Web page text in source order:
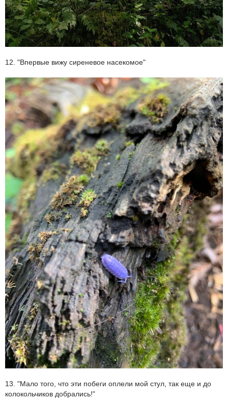
12. "Впервые вижу сиреневое насекомое"
13. "Мало того, что эти побеги оплели мой стул, так еще и до
колокольчиков добрались!"